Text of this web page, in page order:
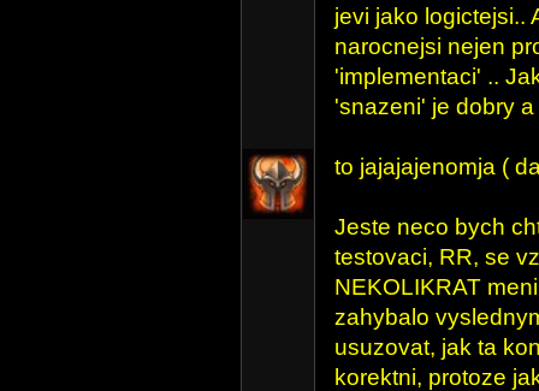
jevi jako logictejsi..
narocnejsi nejen
'implementaci' ..
'snazeni' je dobry a
to jajajajenomja (
Jeste neco bych
testovaci, RR, se
NEKOLIKRAT
zahybalo
usuzovat, jak ta
korektni, protoze